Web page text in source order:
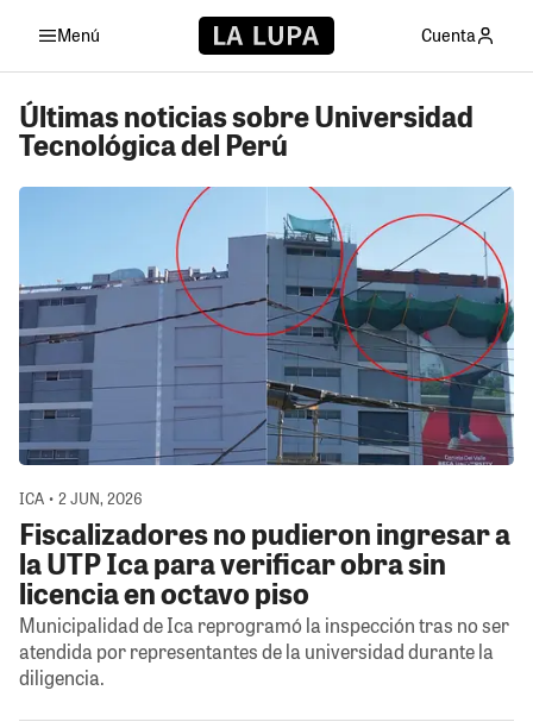
Menú Cuenta
Últimas noticias sobre Universidad
Tecnológica del Perú
ICA • 2 JUN, 2026
Fiscalizadores no pudieron ingresar a
la UTP Ica para verificar obra sin
licencia en octavo piso
Municipalidad de Ica reprogramó la inspección tras no ser
atendida por representantes de la universidad durante la
diligencia.